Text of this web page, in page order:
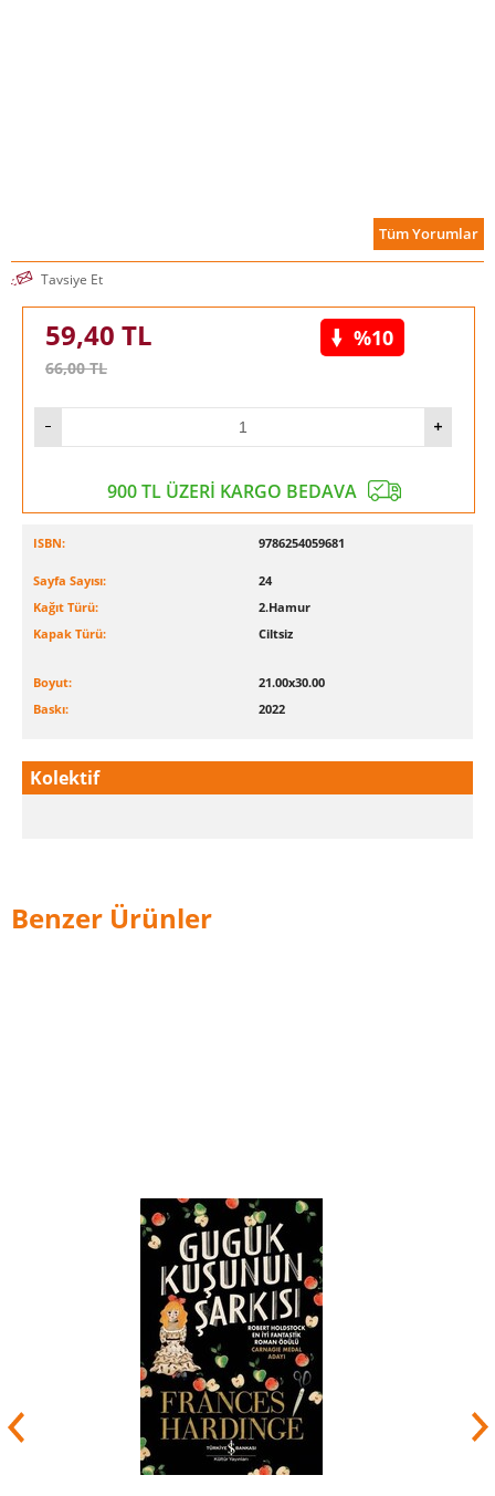
Tüm Yorumlar
Tavsiye Et
59,40 TL
66,00TL
%10
900 TL ÜZERİ KARGO BEDAVA
ISBN: 9786254059681
Sayfa Sayısı:
24
Kağıt Türü:
2.Hamur
Kapak Türü:
Ciltsiz
Boyut:
21.00x30.00
Baskı:
2022
Kolektif
Benzer Ürünler